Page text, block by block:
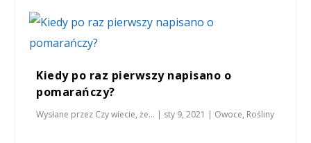
Kiedy po raz pierwszy napisano o
pomarańczy?
Wysłane przez Czy wiecie, że... | sty 9, 2021 | Owoce, Rośliny